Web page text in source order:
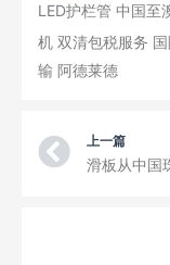
LED护栏管 中国至
机 双清包税服务
输 阿德莱德
Prev
上一篇